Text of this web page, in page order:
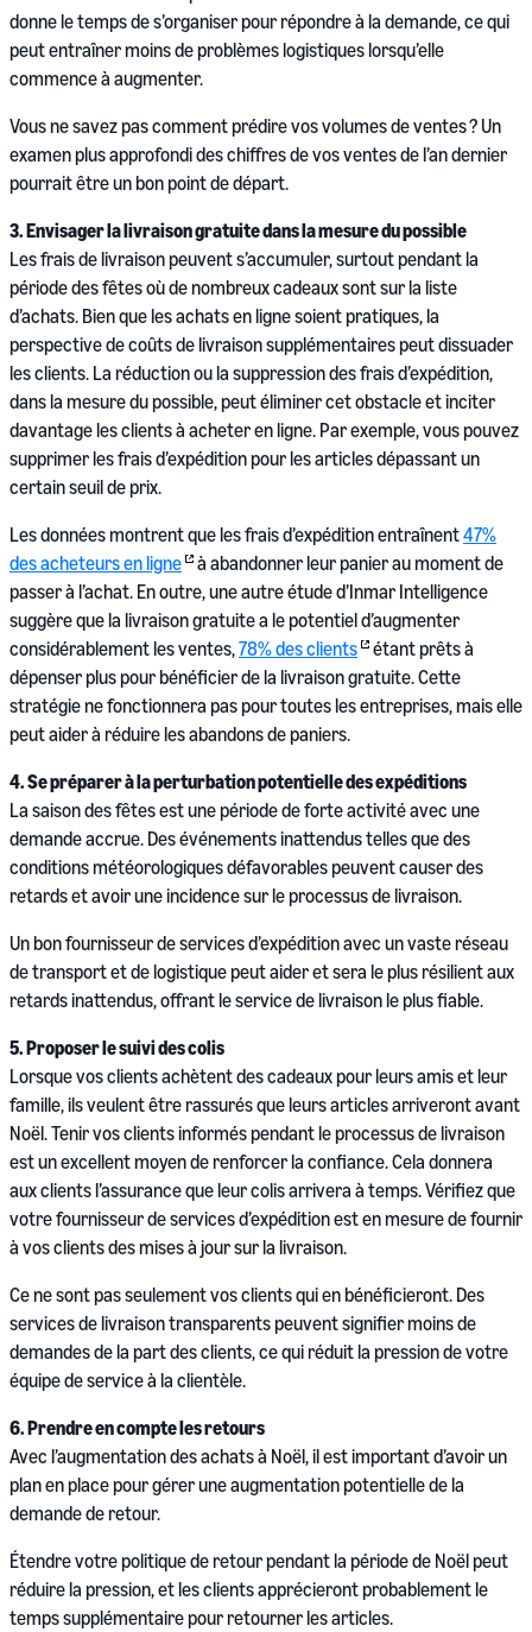
donne le temps de s’organiser pour répondre à la demande, ce qui
peut entraîner moins de problèmes logistiques lorsqu’elle
commence à augmenter.
Vous ne savez pas comment prédire vos volumes de ventes ? Un
examen plus approfondi des chiffres de vos ventes de l’an dernier
pourrait être un bon point de départ.
3. Envisager la livraison gratuite dans la mesure du possible
Les frais de livraison peuvent s’accumuler, surtout pendant la
période des fêtes où de nombreux cadeaux sont sur la liste
d’achats. Bien que les achats en ligne soient pratiques, la
perspective de coûts de livraison supplémentaires peut dissuader
les clients. La réduction ou la suppression des frais d’expédition,
dans la mesure du possible, peut éliminer cet obstacle et inciter
davantage les clients à acheter en ligne. Par exemple, vous pouvez
supprimer les frais d’expédition pour les articles dépassant un
certain seuil de prix.
Les données montrent que les frais d’expédition entraînent47%
des acheteurs en ligne
à abandonner leur panier au moment de
passer à l’achat. En outre, une autre étude d’Inmar Intelligence
suggère que la livraison gratuite a le potentiel d’augmenter
considérablement les ventes,78% des clients
étant prêts à
dépenser plus pour bénéficier de la livraison gratuite. Cette
stratégie ne fonctionnera pas pour toutes les entreprises, mais elle
peut aider à réduire les abandons de paniers.
4. Se préparer à la perturbation potentielle des expéditions
La saison des fêtes est une période de forte activité avec une
demande accrue. Des événements inattendus telles que des
conditions météorologiques défavorables peuvent causer des
retards et avoir une incidence sur le processus de livraison.
Un bon fournisseur de services d’expédition avec un vaste réseau
de transport et de logistique peut aider et sera le plus résilient aux
retards inattendus, offrant le service de livraison le plus fiable.
5. Proposer le suivi des colis
Lorsque vos clients achètent des cadeaux pour leurs amis et leur
famille, ils veulent être rassurés que leurs articles arriveront avant
Noël. Tenir vos clients informés pendant le processus de livraison
est un excellent moyen de renforcer la confiance. Cela donnera
aux clients l’assurance que leur colis arrivera à temps. Vérifiez que
votre fournisseur de services d’expédition est en mesure de fournir
à vos clients des mises à jour sur la livraison.
Ce ne sont pas seulement vos clients qui en bénéficieront. Des
services de livraison transparents peuvent signifier moins de
demandes de la part des clients, ce qui réduit la pression de votre
équipe de service à la clientèle.
6. Prendre en compte les retours
Avec l’augmentation des achats à Noël, il est important d’avoir un
plan en place pour gérer une augmentation potentielle de la
demande de retour.
Étendre votre politique de retour pendant la période de Noël peut
réduire la pression, et les clients apprécieront probablement le
temps supplémentaire pour retourner les articles.